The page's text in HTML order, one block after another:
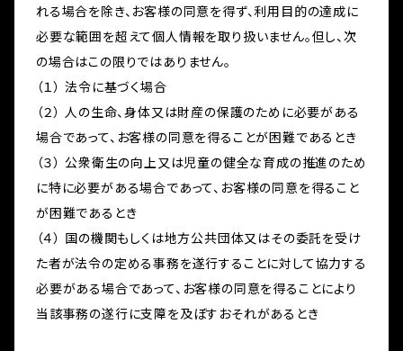
れる場合を除き、お客様の同意を得ず、利用目的の達成に
必要な範囲を超えて個人情報を取り扱いません。但し、次
の場合はこの限りではありません。
（１） 法令に基づく場合
（２） 人の生命、身体又は財産の保護のために必要がある
場合であって、お客様の同意を得ることが困難であるとき
（３） 公衆衛生の向上又は児童の健全な育成の推進のため
に特に必要がある場合であって、お客様の同意を得ること
が困難であるとき
（４） 国の機関もしくは地方公共団体又はその委託を受け
た者が法令の定める事務を遂行することに対して協力する
必要がある場合であって、お客様の同意を得ることにより
当該事務の遂行に支障を及ぼすおそれがあるとき